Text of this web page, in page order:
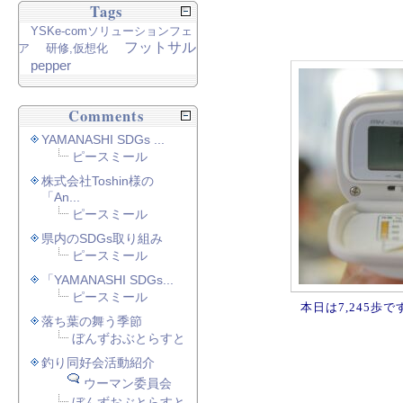
本日は7,245歩で
Tags
YSKe-comソリューションフェ
ア
研修,仮想化
フットサル
pepper
Comments
YAMANASHI SDGs ...
ピースミール
株式会社Toshin様の
「An...
ピースミール
県内のSDGs取り組み
ピースミール
「YAMANASHI SDGs...
ピースミール
落ち葉の舞う季節
ぼんずおぶとらすと
釣り同好会活動紹介
ウーマン委員会